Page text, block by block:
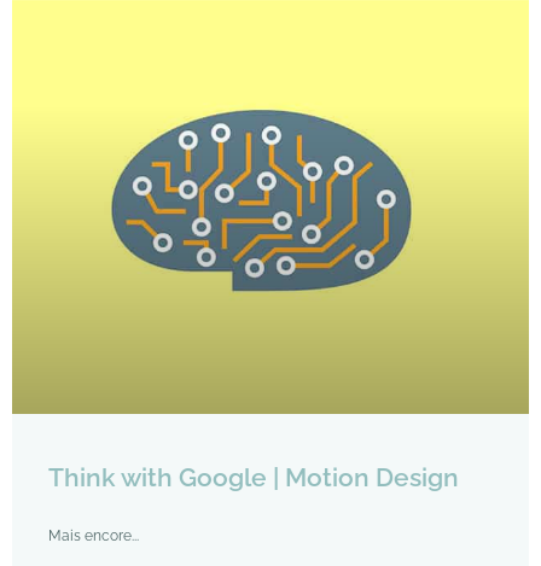
Think with Google | Motion Design
Mais encore...